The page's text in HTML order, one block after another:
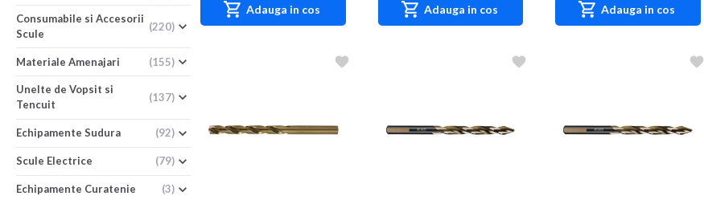
Consumabile si Accesorii
Scule
(220)
Materiale Amenajari (155)
Unelte de Vopsit si
Tencuit
(137)
Echipamente Sudura (92)
Scule Electrice (79)
Echipamente Curatenie (3)
Adauga in cos Adauga in cos Adauga in cos